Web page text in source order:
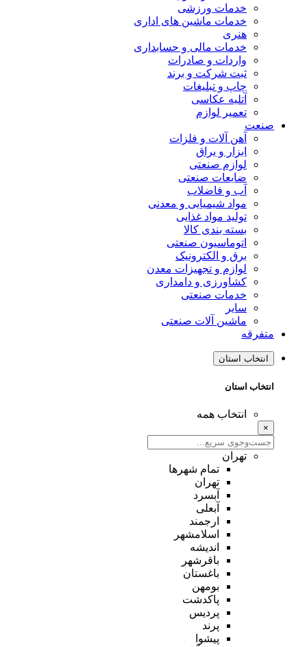
خدمات ورزشی
خدمات ماشین های اداری
هنری
خدمات مالی و حسابداری
واردات و صادرات
ثبت شرکت و برند
چاپ و تبلیغات
آتلیه عکاسی
تعمیر لوازم
صنعت
آهن آلات و فلزات
ابزار و یراق
لوازم صنعتی
ضایعات صنعتی
آب و فاضلاب
مواد شیمیایی و معدنی
تولید مواد غذایی
بسته بندی کالا
اتوماسیون صنعتی
برق و الکترونیک
لوازم و تجهیزات معدن
کشاورزی و دامداری
خدمات صنعتی
سایر
ماشین آلات صنعتی
متفرقه
انتخاب استان
انتخاب استان
انتخاب همه
×
تهران
تمام شهر‌ها
تهران
آبسرد
آبعلی
ارجمند
اسلامشهر
اندیشه
باقرشهر
باغستان
بومهن
پاکدشت
پردیس
پرند
پیشوا